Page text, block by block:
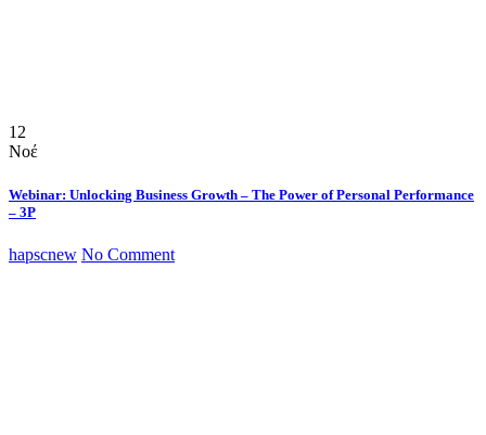
12
Νοέ
Webinar: Unlocking Business Growth – The Power of Personal Performance
– 3P
hapscnew No Comment